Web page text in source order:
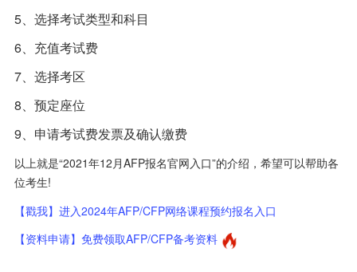
5、选择考试类型和科目
6、充值考试费
7、选择考区
8、预定座位
9、申请考试费发票及确认缴费
以上就是“2021年12月AFP报名官网入口”的介绍，希望可以帮助各
位考生!
【戳我】进入2024年AFP/CFP网络课程预约报名入口
【资料申请】免费领取AFP/CFP备考资料